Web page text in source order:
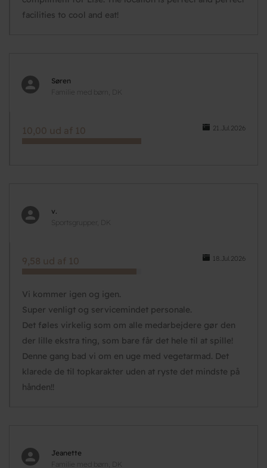
facilities to cool and eat!
Søren
Familie med børn, DK
21.Jul.2026
10,00 ud af 10
v.
Sportsgrupper, DK
18.Jul.2026
9,58 ud af 10
Vi kommer igen og igen.
Super venligt og servicemindet personale.
Det føles virkelig som om alle medarbejdere gør den
der lille ekstra ting, som bare får det hele til at spille!
Denne gang bad vi om en uge med vegetarmad. Det
klarede de til topkarakter uden at ryste det mindste på
hånden!!
Jeanette
Familie med børn, DK